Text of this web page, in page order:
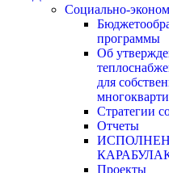
Социально-
программы
Об
для
Стратегии
Отчеты
Проекты